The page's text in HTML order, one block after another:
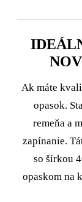
Ak máte
opasok.
remeňa a
zapínanie.
so šírkou
opaskom na